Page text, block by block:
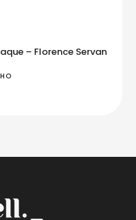
– Florence Servan